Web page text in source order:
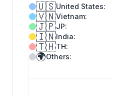
🇺🇸United States:
🇻🇳Vietnam:
🇯🇵JP:
🇮🇳India:
🇹🇭TH:
🌍Others: